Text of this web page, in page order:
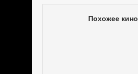
Похожее кино